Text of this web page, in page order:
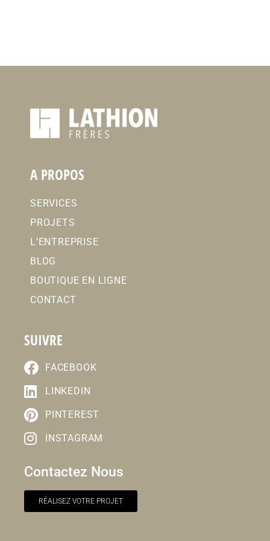
A PROPOS
SERVICES
PROJETS
L’ENTREPRISE
BLOG
BOUTIQUE EN LIGNE
CONTACT
SUIVRE
FACEBOOK
LINKEDIN
PINTEREST
INSTAGRAM
Contactez Nous
RÉALISEZ VOTRE PROJET